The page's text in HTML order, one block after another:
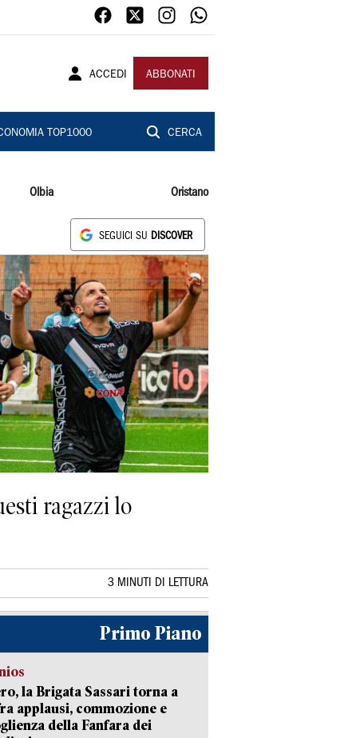
ACCEDI ABBONATI
TOP1000 CERCA
Olbia Oristano
SEGUICI SU DISCOVER
ragazzi lo
3 MINUTI DI LETTURA
Primo Piano
la Brigata Sassari torna a
applausi, commozione e
della Fanfara dei